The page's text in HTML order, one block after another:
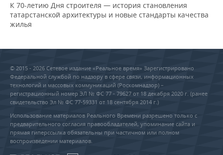
К 70-летию Дня строителя — история становления
татарстанской архитектуры и новые стандарты качества
жилья
© 2015 - 2026 Сетевое издание «Реальное время» Зарегистрировано
Федеральной службой по надзору в сфере связи, информационных
технологий и массовых коммуникаций (Роскомнадзор) –
регистрационный номер ЭЛ № ФС 77 - 79627 от 18 декабря 2020 г. (ранее
свидетельство Эл № ФС 77-59331 от 18 сентября 2014 г.)
Использование материалов Реального Времени разрешено только с
предварительного согласия правообладателей, упоминание сайта и
прямая гиперссылка обязательны при частичном или полном
воспроизведении материалов.